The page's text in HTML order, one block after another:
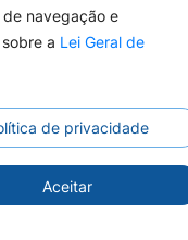
Leis,
Nazaré - Todos
navegação e
a Lei Geral de
de privacidade
Aceitar